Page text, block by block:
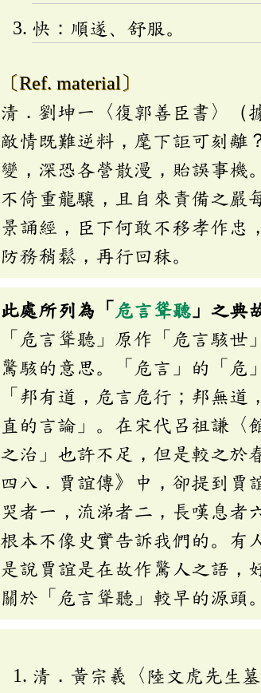
快：順遂、舒服。
〔Ref. material〕
清．劉坤一〈復郭善臣書〉（
敵情既難逆料，麾下詎可刻離
變，深恐各營散漫，貽誤事機
不倚重龍驤，且自來責備之嚴
景誦經，臣下何敢不移孝作忠
防務稍鬆，再行回秣。
此處所列為「 危言聳聽 」之典
「危言聳聽」原作「危言駭
驚駭的意思。「危言」的「危
「邦有道，危言危行；邦無
直的言論」。在宋代呂祖謙〈
之治」也許不足，但是較之於
四八．賈誼傳》中，卻提到賈
哭者一，流涕者二，長嘆息者
根本不像史實告訴我們的。有
是說賈誼是在故作驚人之語，
關於「危言聳聽」較早的源頭。
清．黃宗羲〈陸文虎先生